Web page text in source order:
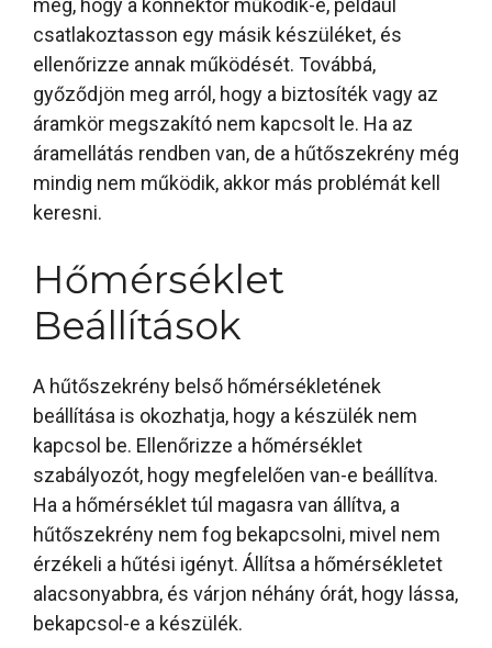
meg, hogy a konnektor működik-e, például
csatlakoztasson egy másik készüléket, és
ellenőrizze annak működését. Továbbá,
győződjön meg arról, hogy a biztosíték vagy az
áramkör megszakító nem kapcsolt le. Ha az
áramellátás rendben van, de a hűtőszekrény még
mindig nem működik, akkor más problémát kell
keresni.
Hőmérséklet
Beállítások
A hűtőszekrény belső hőmérsékletének
beállítása is okozhatja, hogy a készülék nem
kapcsol be. Ellenőrizze a hőmérséklet
szabályozót, hogy megfelelően van-e beállítva.
Ha a hőmérséklet túl magasra van állítva, a
hűtőszekrény nem fog bekapcsolni, mivel nem
érzékeli a hűtési igényt. Állítsa a hőmérsékletet
alacsonyabbra, és várjon néhány órát, hogy lássa,
bekapcsol-e a készülék.